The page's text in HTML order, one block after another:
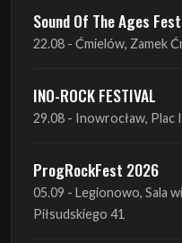
INO-ROCK FESTIVAL
29.08 - Inowrocław, Plac
ProgRockFest 2026
Antimatter + Sleeping
09.09 - Poznań, 2Progi